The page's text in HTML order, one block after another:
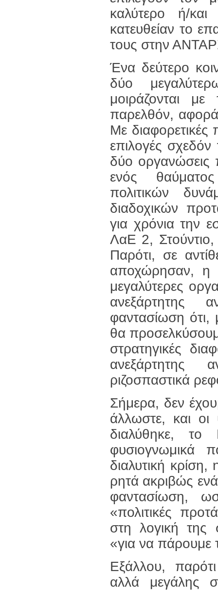
καλύτερο ή/και
κατευθείαν το
τους στην
Ένα δεύτερο
δύο
μοιράζονται
παρελθόν, αφορά
Με διαφορετικές
επιλογές
δύο οργανώσεις
ενός
πολιτικών
διαδοχικών
για χρόνια την
ΛαΕ 2,
Παρότι, σε
αποχώρησαν, η
μεγαλύτερες
ανεξάρτητης
φαντασίωση ότι,
θα
στρατηγικές
ανεξάρτητης
ριζοσπαστικά
Σήμερα, δεν
άλλωστε, και οι
διαλύθηκε, το
φυσιογνωμικά
διαλυτική
ρητά ακριβώς
φαντασίωση,
«πολιτικές
στη λογική της
«για να πάρουμε
Εξάλλου,
αλλά μεγάλης